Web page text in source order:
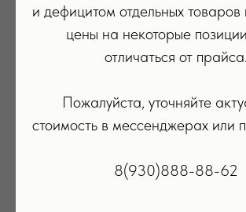
и дефицитом отдельных товаров
цены на некоторые
отличаться от прайса.
Пожалуйста, уточняйте
стоимость в мессенджерах или
8(930)888-88-62